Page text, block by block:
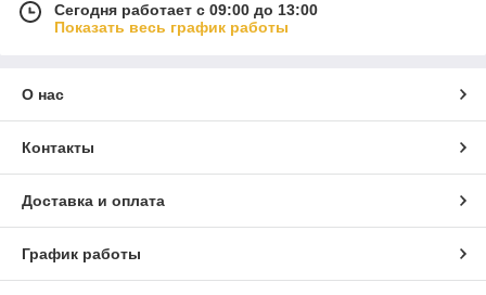
Сегодня работает с 09:00 до 13:00
Показать весь график работы
О нас
Контакты
Доставка и оплата
График работы